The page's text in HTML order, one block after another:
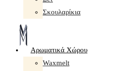
Σκουλαρίκια
Αρωματικά Χώρου
Waxmelt